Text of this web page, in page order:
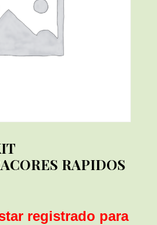
RAPIDOS
registrado para